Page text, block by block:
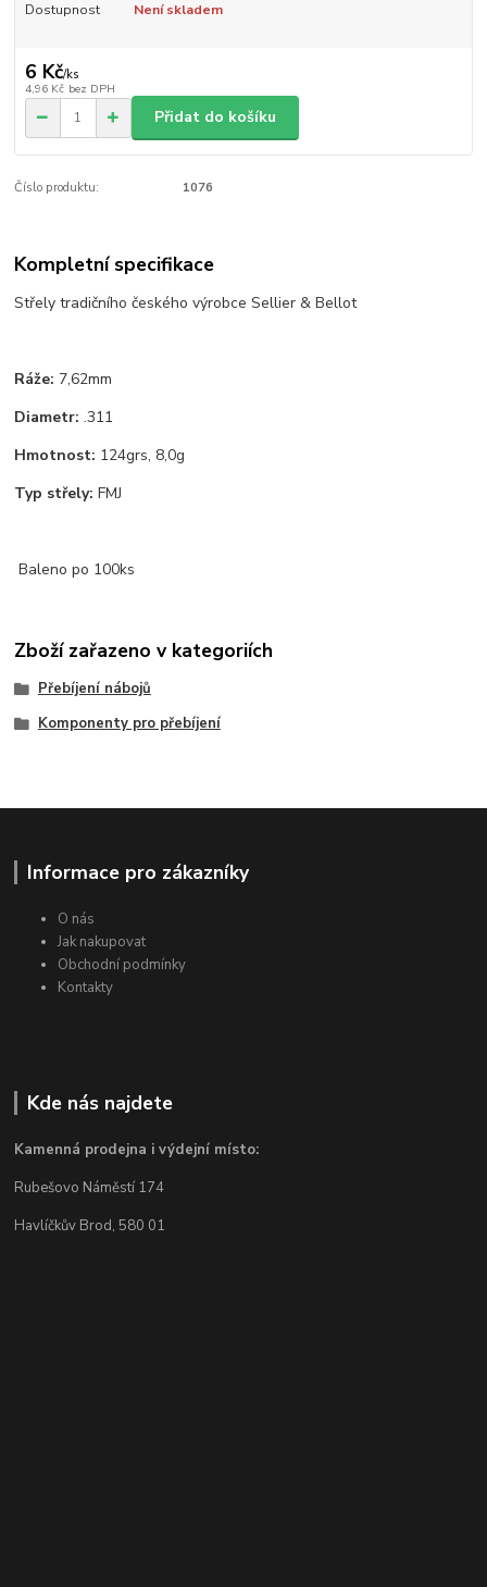
Dostupnost Není skladem
6 Kč/ks
4,96 Kč bez DPH
Přidat do košíku
Číslo produktu: 1076
Kompletní specifikace
Střely tradičního českého výrobce Sellier & Bellot
Ráže: 7,62mm
Diametr: .311
Hmotnost: 124grs, 8,0g
Typ střely: FMJ
Baleno po 100ks
Zboží zařazeno v kategoriích
Přebíjení nábojů
Komponenty pro přebíjení
Informace pro zákazníky
O nás
Jak nakupovat
Obchodní podmínky
Kontakty
Kde nás najdete
Kamenná prodejna i výdejní místo:
Rubešovo Náměstí 174
Havlíčkův Brod, 580 01